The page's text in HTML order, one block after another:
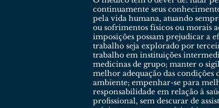
continuamente seus
pela vida humana, atuando
ou sofrimentos físicos ou morais
imposições possam prejudicar a
trabalho seja explorado por
trabalho em instituições
medicinas de grupo; manter o
melhor adequação das
ambiente; empenhar-se para
responsabilidade em relação à
profissional, sem descurar de